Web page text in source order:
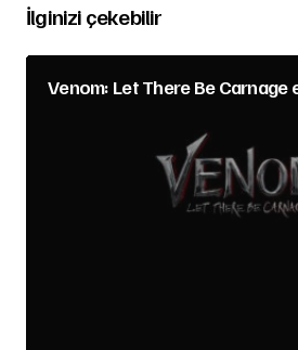
İlginizi çekebilir
Venom: Let There Be Carnage